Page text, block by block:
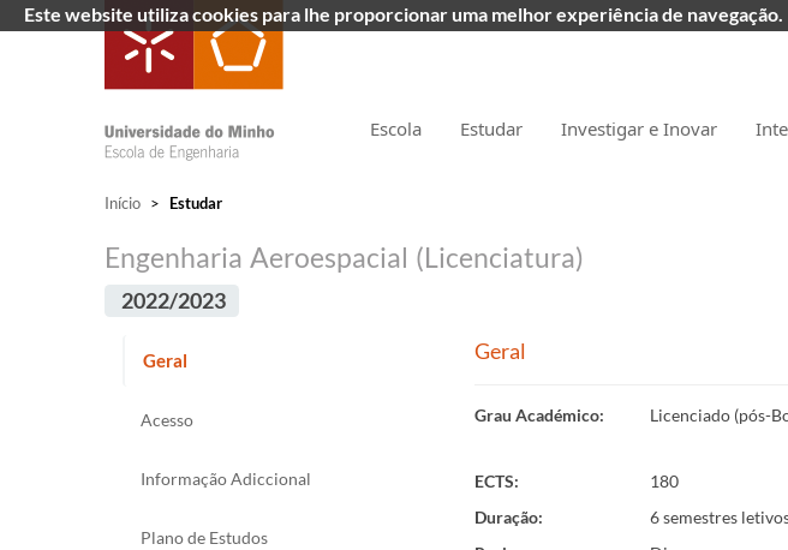
Escola Estudar Investigar e Inovar
Início > Estudar
Engenharia Aeroespacial (Licenciatura)
2022/2023
Geral
Acesso
Informação Adiccional
Plano de Estudos
Geral
Grau Académico: Licenciado (pós-
ECTS:
180
Duração:
6 semestres
Este website utiliza cookies para lhe proporcionar uma melhor experiência de navegação.